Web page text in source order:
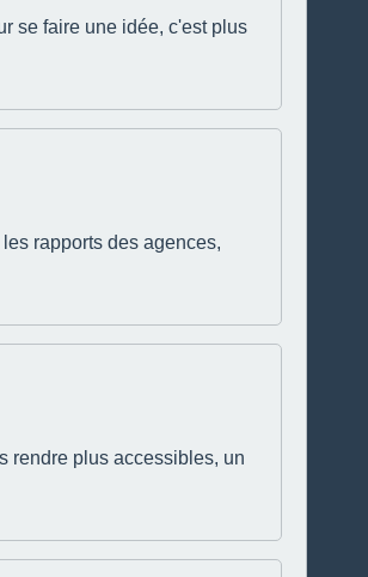
se faire une idée, c'est plus
rapports des agences,
rendre plus accessibles, un